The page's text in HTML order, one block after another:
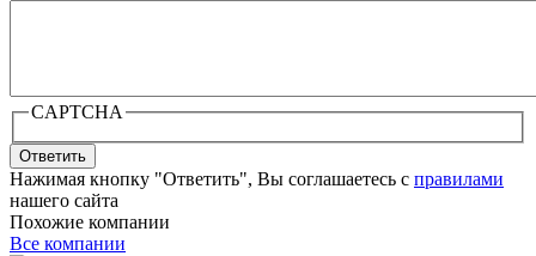
CAPTCHA
Ответить
Нажимая кнопку "Ответить", Вы соглашаетесь с правилами
нашего сайта
Похожие компании
Все компании